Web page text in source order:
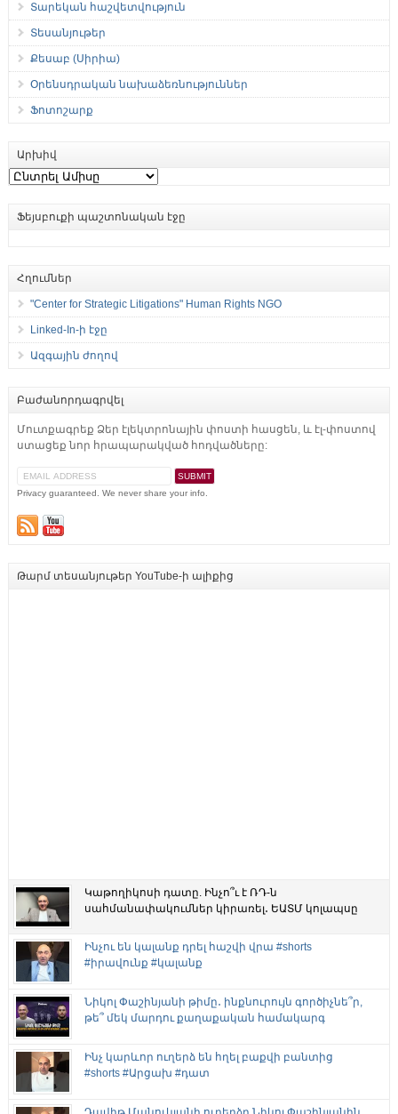
Տարեկան հաշվետվություն
Տեսանյութեր
Քեսաբ (Սիրիա)
Օրենսդրական նախաձեռնություններ
Ֆոտոշարք
Արխիվ
Արխիվ
Ֆեյսբուքի պաշտոնական էջը
Հղումներ
"Center for Strategic Litigations" Human Rights NGO
Linked-In-ի էջը
Ազգային ժողով
Բաժանորդագրվել
Մուտքագրեք Ձեր էլեկտրոնային փոստի հասցեն, և էլ-փոստով
ստացեք նոր հրապարակված հոդվածները:
Privacy guaranteed. We never share your info.
Թարմ տեսանյութեր YouTube-ի ալիքից
Կաթողիկոսի դատը. Ինչո՞ւ է ՌԴ-ն
սահմանափակումներ կիրառել․ ԵԱՏՄ կոլապսը
Ինչու են կալանք դրել հաշվի վրա #shorts
#իրավունք #կալանք
Նիկոլ Փաշինյանի թիմը․ ինքնուրույն գործիչնե՞ր,
թե՞ մեկ մարդու քաղաքական համակարգ
Ինչ կարևոր ուղերձ են հղել բաքվի բանտից
#shorts #Արցախ #դատ